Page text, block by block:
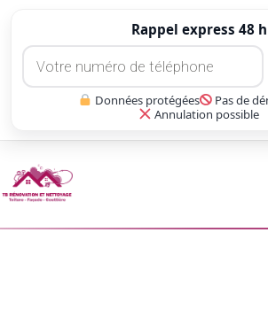
Rappel express 48 h
Données protégées
Pas de
Annulation possible